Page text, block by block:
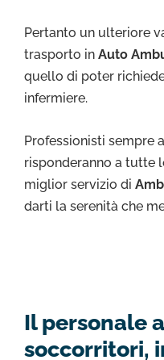
Pertanto un ulteriore
trasporto in Auto
quello di poter
infermiere.
Professionisti sempre
risponderanno a tutte
miglior servizio di
darti la serenità che
Il personale
soccorritori,